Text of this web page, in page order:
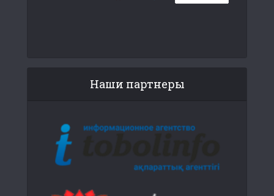
Наши партнеры